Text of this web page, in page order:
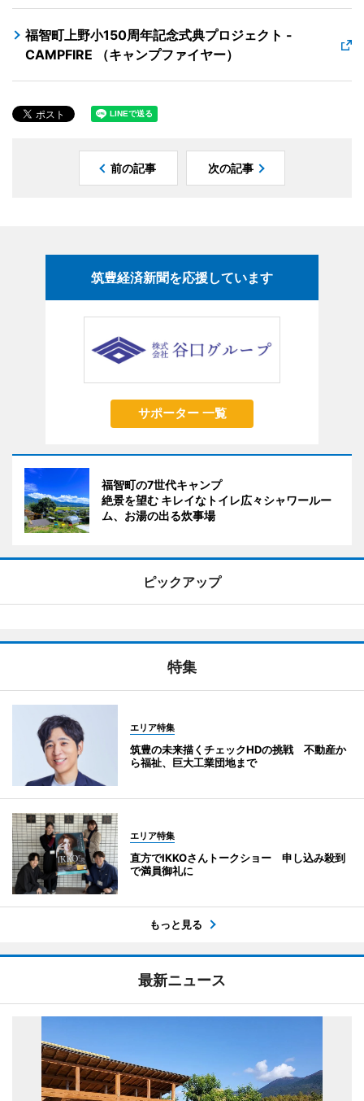
福智町上野小150周年記念式典プロジェクト -
CAMPFIRE （キャンプファイヤー）
前の記事 次の記事
筑豊経済新聞を応援しています
サポーター 一覧
福智町の7世代キャンプ
絶景を望む キレイなトイレ広々シャワールー
ム、お湯の出る炊事場
ピックアップ
特集
エリア特集
筑豊の未来描くチェックHDの挑戦 不動産か
ら福祉、巨大工業団地まで
エリア特集
直方でIKKOさんトークショー 申し込み殺到
で満員御礼に
もっと見る
最新ニュース